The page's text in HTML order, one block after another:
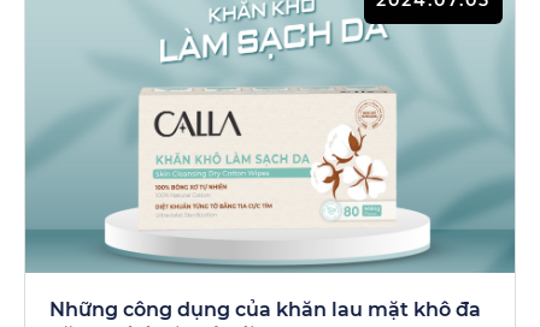
Những công dụng của khăn lau mặt khô đa